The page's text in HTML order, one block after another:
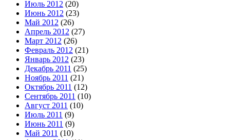
Июль 2012 (20)
Июнь 2012 (23)
Май 2012 (26)
Апрель 2012 (27)
Март 2012 (26)
Февраль 2012 (21)
Январь 2012 (23)
Декабрь 2011 (25)
Ноябрь 2011 (21)
Октябрь 2011 (12)
Сентябрь 2011 (10)
Август 2011 (10)
Июль 2011 (9)
Июнь 2011 (9)
Май 2011 (10)